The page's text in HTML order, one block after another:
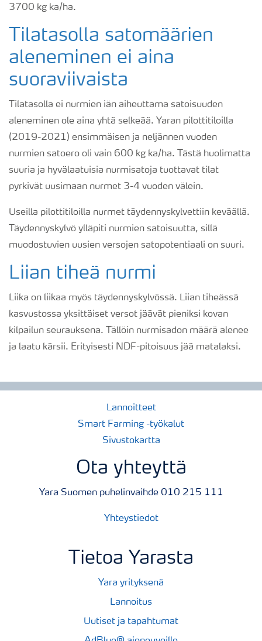
3700 kg ka/ha.
Tilatasolla satomäärien
aleneminen ei aina
suoraviivaista
Tilatasolla ei nurmien iän aiheuttama satoisuuden
aleneminen ole aina yhtä selkeää. Yaran pilottitiloilla
(2019-2021) ensimmäisen ja neljännen vuoden
nurmien satoero oli vain 600 kg ka/ha. Tästä huolimatta
suuria ja hyvälaatuisia nurmisatoja tuottavat tilat
pyrkivät uusimaan nurmet 3-4 vuoden välein.
Useilla pilottitiloilla nurmet täydennyskylvettiin keväällä.
Täydennyskylvö ylläpiti nurmien satoisuutta, sillä
muodostuvien uusien versojen satopotentiaali on suuri.
Liian tiheä nurmi
Liika on liikaa myös täydennyskylvössä. Liian tiheässä
kasvustossa yksittäiset versot jäävät pieniksi kovan
kilpailun seurauksena. Tällöin nurmisadon määrä alenee
ja laatu kärsii. Erityisesti NDF-pitoisuus jää matalaksi.
Lannoitteet
Smart Farming -työkalut
Sivustokartta
Ota yhteyttä
Yara Suomen puhelinvaihde 010 215 111
Yhteystiedot
Tietoa Yarasta
Yara yrityksenä
Lannoitus
Uutiset ja tapahtumat